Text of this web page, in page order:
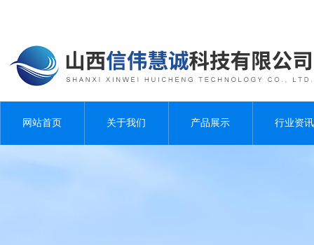
网站首页 关于我们 产品展示 行业资讯